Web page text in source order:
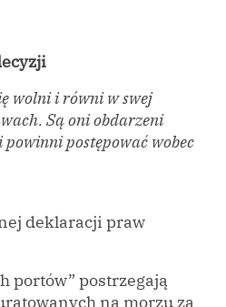
wolni i równi w swej
Są oni obdarzeni
postępować wobec
deklaracji praw
portów” postrzegają
na morzu za